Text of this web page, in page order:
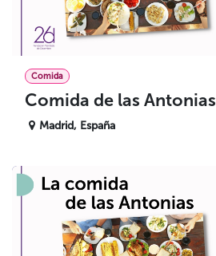
Comida
Comida de las Antonias
Madrid, España